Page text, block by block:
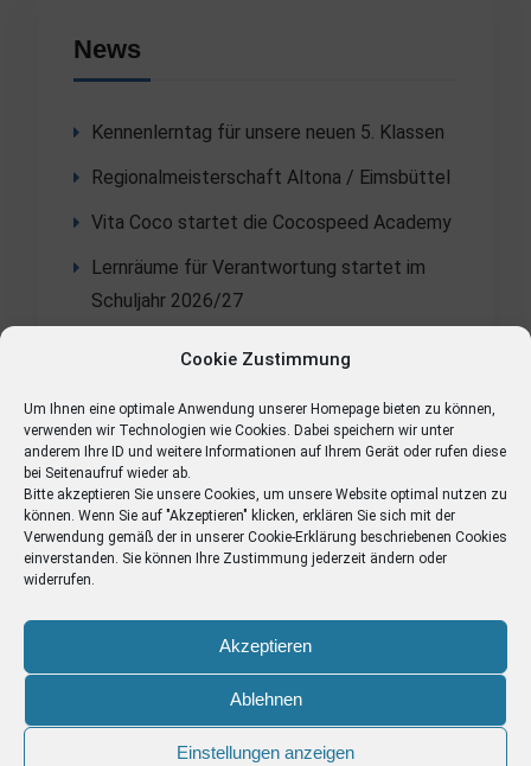
Cookie Zustimmung
Um Ihnen eine optimale Anwendung unserer Homepage bieten zu können,
verwenden wir Technologien wie Cookies. Dabei speichern wir unter
anderem Ihre ID und weitere Informationen auf Ihrem Gerät oder rufen diese
bei Seitenaufruf wieder ab.
Bitte akzeptieren Sie unsere Cookies, um unsere Website optimal nutzen zu
können. Wenn Sie auf "Akzeptieren" klicken, erklären Sie sich mit der
Verwendung gemäß der in unserer Cookie-Erklärung beschriebenen Cookies
einverstanden. Sie können Ihre Zustimmung jederzeit ändern oder
widerrufen.
Akzeptieren
Ablehnen
Einstellungen anzeigen
News
Kennenlerntag für unsere neuen 5. Klassen
Regionalmeisterschaft Altona / Eimsbüttel
Vita Coco startet die Cocospeed Academy
Lernräume für Verantwortung startet im
Schuljahr 2026/27
Archiv
stsflottbek.hamburg